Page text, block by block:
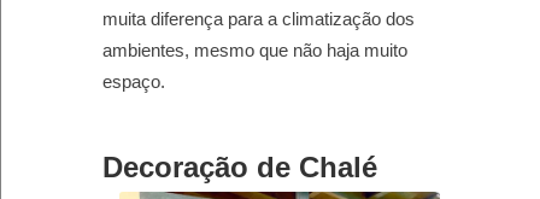
muita diferença para a climatização dos
ambientes, mesmo que não haja muito
espaço.
Decoração de Chalé